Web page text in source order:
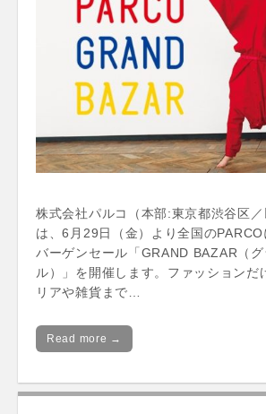
株式会社パルコ（本部:東京都渋谷区／
は、6月29日（金）より全国の
バーゲンセール「GRAND BAZAR（
ル）」を開催します。ファッションだ
リアや雑貨まで…
Read more →